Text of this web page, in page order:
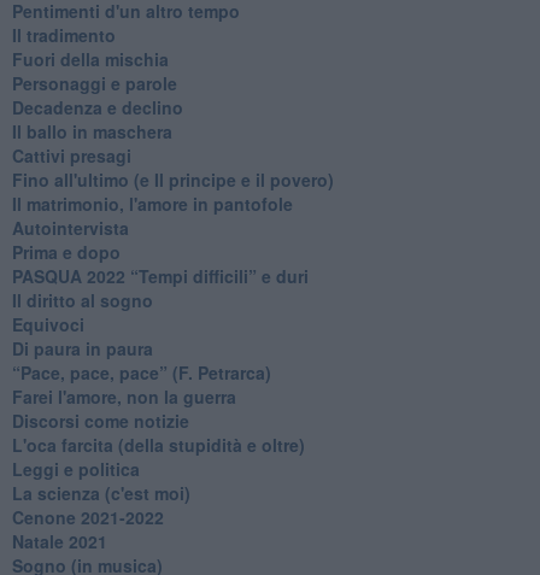
Pentimenti d'un altro tempo
Il tradimento
Fuori della mischia
Personaggi e parole
Decadenza e declino
Il ballo in maschera
Cattivi presagi
Fino all'ultimo (e Il principe e il povero)
Il matrimonio, l'amore in pantofole
Autointervista
Prima e dopo
​PASQUA 2022 “Tempi difficili” e duri
Il diritto al sogno
Equivoci
Di paura in paura
​“Pace, pace, pace” (F. Petrarca)
Farei l'amore, non la guerra
Discorsi come notizie
L'oca farcita (della stupidità e oltre)
Leggi e politica
La scienza (c'est moi)
Cenone 2021-2022
Natale 2021
Sogno (in musica)